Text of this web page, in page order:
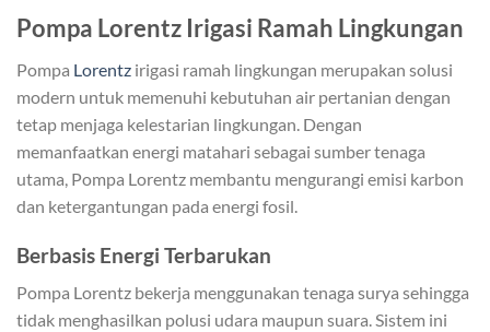
Pompa Lorentz Irigasi Ramah Lingkungan
Pompa Lorentz irigasi ramah lingkungan merupakan solusi
modern untuk memenuhi kebutuhan air pertanian dengan
tetap menjaga kelestarian lingkungan. Dengan
memanfaatkan energi matahari sebagai sumber tenaga
utama, Pompa Lorentz membantu mengurangi emisi karbon
dan ketergantungan pada energi fosil.
Berbasis Energi Terbarukan
Pompa Lorentz bekerja menggunakan tenaga surya sehingga
tidak menghasilkan polusi udara maupun suara. Sistem ini